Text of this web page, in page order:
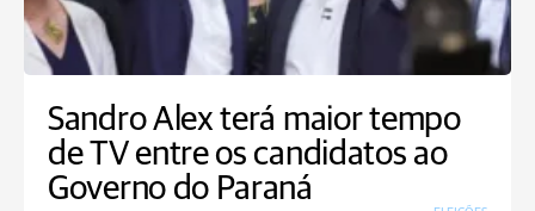
Sandro Alex terá maior tempo
de TV entre os candidatos ao
Governo do Paraná